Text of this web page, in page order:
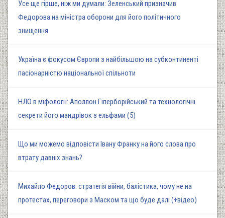
Усе ще гірше, ніж ми думали: Зеленський призначив
Федорова на міністра оборони для його політичного
знищення
Україна є фокусом Європи з найбільшою на субконтиненті
пасіонарністю національної спільноти
НЛО в міфології: Аполлон Гіперборійський та технологічні
секрети його мандрівок з ельфами (5)
Що ми можемо відповісти Івану Франку на його слова про
втрату давніх знань?
Михайло Федоров: стратегія війни, балістика, чому не на
протестах, переговори з Маском та що буде далі (+відео)